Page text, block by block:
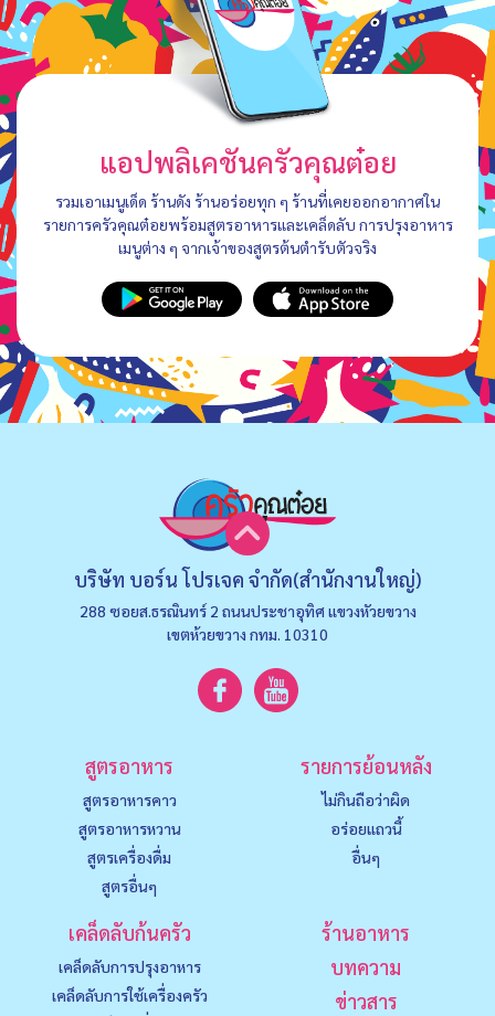
แอปพลิเคชันครัวคุณต๋อย
รวมเอาเมนูเด็ด ร้านดัง ร้านอร่อยทุก ๆ ร้านที่เคยออกอากาศใน
รายการครัวคุณต๋อยพร้อมสูตรอาหารและเคล็ดลับ การปรุงอาหาร
เมนูต่าง ๆ จากเจ้าของสูตรต้นตำรับตัวจริง
บริษัท บอร์น โปรเจค จำกัด(สำนักงานใหญ่)
288 ซอยส.ธรณินทร์ 2 ถนนประชาอุทิศ แขวงหัวยขวาง
เขตห้วยขวาง กทม. 10310
สูตรอาหาร
สูตรอาหารคาว
สูตรอาหารหวาน
สูตรเครื่องดื่ม
สูตรอื่นๆ
รายการย้อนหลัง
ไม่กินถือว่าผิด
อร่อยแถวนี้
อื่นๆ
เคล็ดลับก้นครัว
เคล็ดลับการปรุงอาหาร
เคล็ดลับการใช้เครื่องครัว
ร้านอาหาร
บทความ
ข่าวสาร